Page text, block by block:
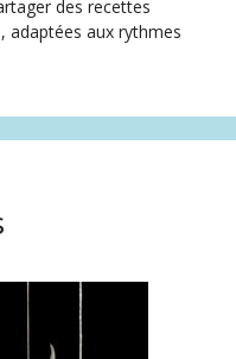
des recettes
adaptées aux rythmes